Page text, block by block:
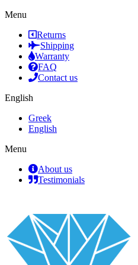
Menu
Returns
Shipping
Warranty
FAQ
Contact us
English
Greek
English
Menu
About us
Testimonials